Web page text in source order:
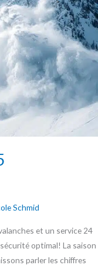
Schmid
et un service 24
optimal! La saison
parler les chiffres